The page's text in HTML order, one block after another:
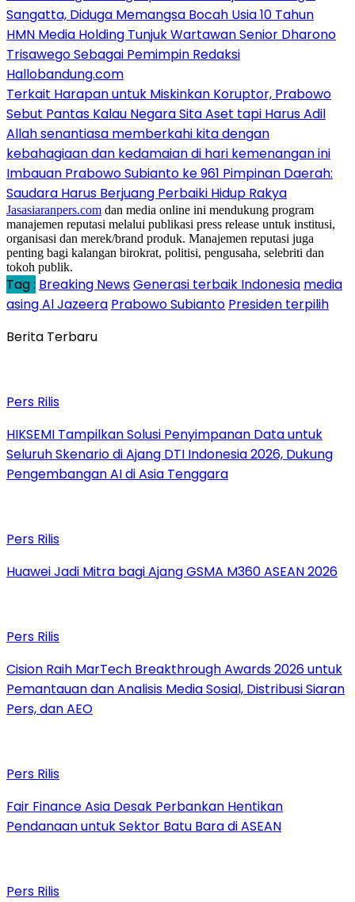
Sangatta, Diduga Memangsa Bocah Usia 10 Tahun
HMN Media Holding Tunjuk Wartawan Senior Dharono
Trisawego Sebagai Pemimpin Redaksi
Hallobandung.com
Terkait Harapan untuk Miskinkan Koruptor, Prabowo
Sebut Pantas Kalau Negara Sita Aset tapi Harus Adil
Allah senantiasa memberkahi kita dengan
kebahagiaan dan kedamaian di hari kemenangan ini
Imbauan Prabowo Subianto ke 961 Pimpinan Daerah:
Saudara Harus Berjuang Perbaiki Hidup Rakya
Jasasiaranpers.com dan media online ini mendukung program
manajemen reputasi melalui publikasi press release untuk institusi,
organisasi dan merek/brand produk. Manajemen reputasi juga
penting bagi kalangan birokrat, politisi, pengusaha, selebriti dan
tokoh publik.
Tag : Breaking NewsGenerasi terbaik Indonesia media
asing Al Jazeera Prabowo Subianto Presiden terpilih
Berita Terbaru
Pers Rilis
HIKSEMI Tampilkan Solusi Penyimpanan Data untuk
Seluruh Skenario di Ajang DTI Indonesia 2026, Dukung
Pengembangan AI di Asia Tenggara
Pers Rilis
Huawei Jadi Mitra bagi Ajang GSMA M360 ASEAN 2026
Pers Rilis
Cision Raih MarTech Breakthrough Awards 2026 untuk
Pemantauan dan Analisis Media Sosial, Distribusi Siaran
Pers, dan AEO
Pers Rilis
Fair Finance Asia Desak Perbankan Hentikan
Pendanaan untuk Sektor Batu Bara di ASEAN
Pers Rilis